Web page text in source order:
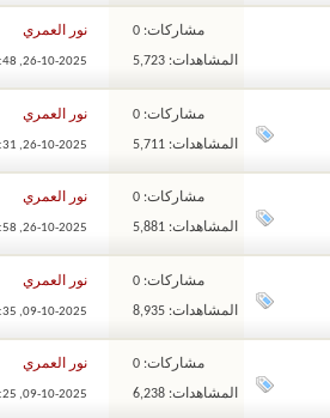
مشاركات: 0
المشاهدات: 5,723
نور العمري
26-10-2025,
PM
مشاركات: 0
المشاهدات: 5,711
نور العمري
26-10-2025,
AM
مشاركات: 0
المشاهدات: 5,881
نور العمري
26-10-2025,
AM
مشاركات: 0
المشاهدات: 8,935
نور العمري
09-10-2025,
AM
مشاركات: 0
المشاهدات: 6,238
نور العمري
09-10-2025,
AM